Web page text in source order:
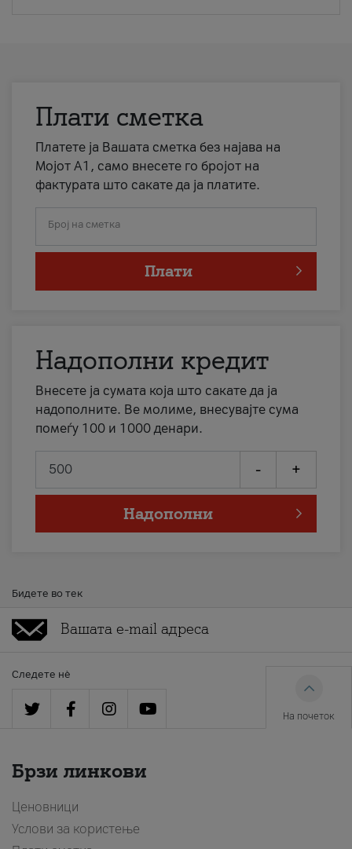
Плати сметка
Платете ја Вашата сметка без најава на
Мојот А1, само внесете го бројот на
фактурата што сакате да ја платите.
Број на сметка
Плати
Надополни кредит
Внесете ја сумата која што сакате да ја
надополните. Ве молиме, внесувајте сума
помеѓу 100 и 1000 денари.
- +
Надополни
Бидете во тек
Следете нè
На почеток
Брзи линкови
Ценовници
Услови за користење